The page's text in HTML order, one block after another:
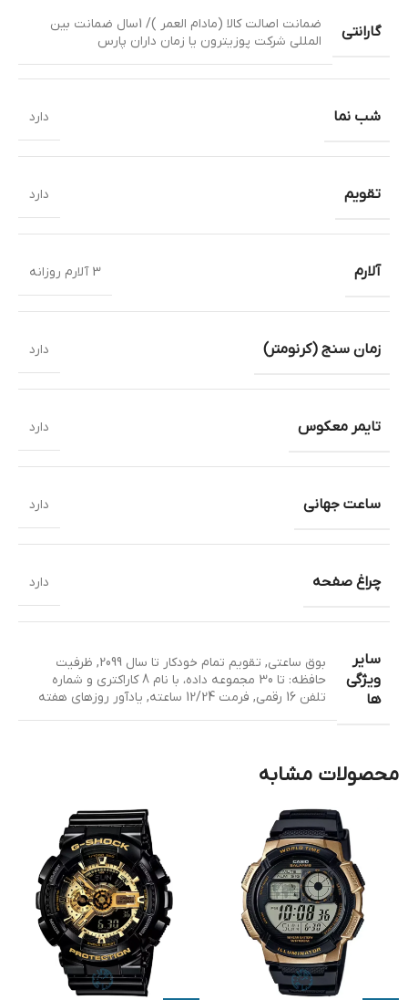
گارانتی
ضمانت اصالت کالا (مادام العمر )/ 1سال ضمانت بین
المللی شرکت پوزیترون یا زمان داران پارس
شب نما دارد
تقویم دارد
آلارم 3 آلارم روزانه
زمان سنج (کرنومتر) دارد
تایمر معکوس دارد
ساعت جهانی دارد
چراغ صفحه دارد
سایر
ویژگی
ها
بوق ساعتی, تقویم تمام خودکار تا سال 2099 , ظرفیت
حافظه: تا 30 مجموعه داده، با نام 8 کاراکتری و شماره
تلفن 16 رقمی
, فرمت 12/24 ساعته , یادآور روزهای هفته
محصولات مشابه